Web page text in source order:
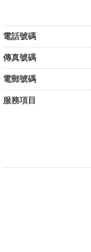
電話號碼
傳真號碼
電郵號碼
服務項目